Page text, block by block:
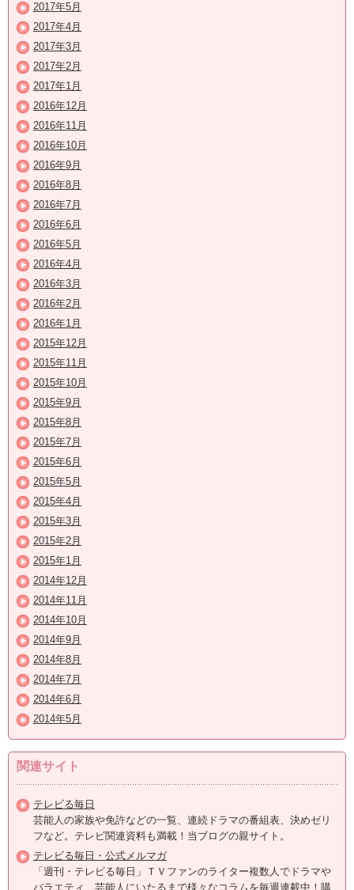
2017年5月
2017年4月
2017年3月
2017年2月
2017年1月
2016年12月
2016年11月
2016年10月
2016年9月
2016年8月
2016年7月
2016年6月
2016年5月
2016年4月
2016年3月
2016年2月
2016年1月
2015年12月
2015年11月
2015年10月
2015年9月
2015年8月
2015年7月
2015年6月
2015年5月
2015年4月
2015年3月
2015年2月
2015年1月
2014年12月
2014年11月
2014年10月
2014年9月
2014年8月
2014年7月
2014年6月
2014年5月
関連サイト
テレビる毎日
芸能人の家族や免許などの一覧、連続ドラマの番組表、決めゼリ
フなど。テレビ関連資料も満載！当ブログの親サイト。
テレビる毎日・公式メルマガ
「週刊・テレビる毎日」ＴＶファンのライター複数人でドラマや
バラエティ、芸能人にいたるまで様々なコラムを毎週連載中！購